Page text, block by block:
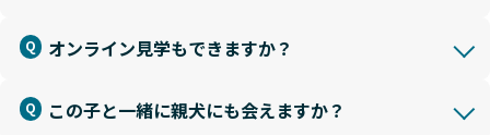
オンライン見学もできますか？
この子と一緒に親犬にも会えますか？